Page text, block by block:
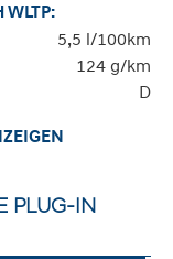
WLTP:
5,5 l/100km
124 g/km
D
PLUG-IN